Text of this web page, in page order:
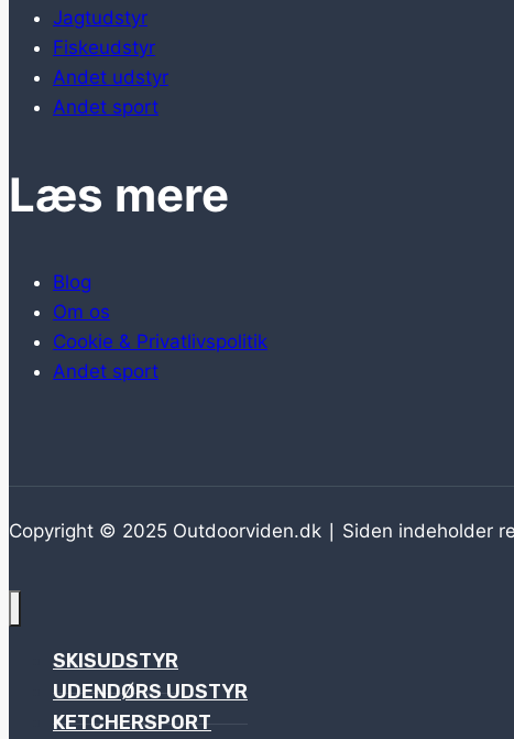
Jagtudstyr
Fiskeudstyr
Andet udstyr
Andet sport
Læs mere
Blog
Om os
Cookie & Privatlivspolitik
Andet sport
Copyright © 2025 Outdoorviden.dk ∣ Siden indeholder
SKISUDSTYR
UDENDØRS UDSTYR
KETCHERSPORT